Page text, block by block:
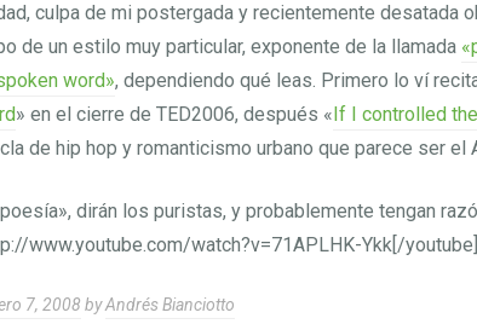
culpa de mi postergada y recientemente desatada
de un estilo muy particular, exponente de la llamada
word», dependiendo qué leas. Primero lo ví
» en el cierre de TED2006, después «If I controlled
de hip hop y romanticismo urbano que parece ser el
dirán los puristas, y probablemente tengan
www.youtube.com/watch?v=71APLHK-Ykk[/youtube]
7, 2008 byAndrés Bianciotto